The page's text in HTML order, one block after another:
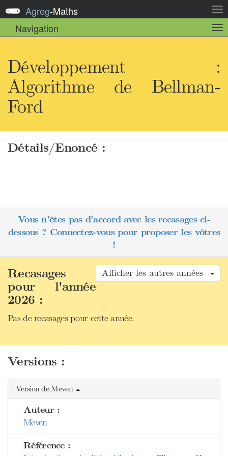
la
Agreg-Maths
Navigation
la
Développement :
Algorithme de Bellman-
Ford
Détails/Enoncé :
Vous n'êtes pas d'accord avec les recasages ci-
dessous ? Connectez-vous pour proposer les vôtres
!
Afficher les autres années
Recasages
pour l'année
2026 :
Pas de recasages pour cette année.
Versions :
Version de Meven
Auteur :
Meven
Référence :